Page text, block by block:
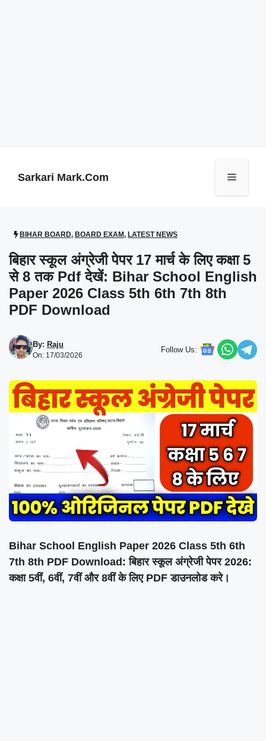
Sarkari Mark.Com Menu
BIHAR BOARD, BOARD EXAM, LATEST NEWS
बिहार स्कूल अंग्रेजी पेपर 17 मार्च के लिए कक्षा 5
से 8 तक Pdf देखें: Bihar School English
Paper 2026 Class 5th 6th 7th 8th
PDF Download
By: Raju
On: 17/03/2026
Follow Us:
Bihar School English Paper 2026 Class 5th 6th
7th 8th PDF Download: बिहार स्कूल अंग्रेजी पेपर 2026:
कक्षा 5वीं, 6वीं, 7वीं और 8वीं के लिए PDF डाउनलोड करे।